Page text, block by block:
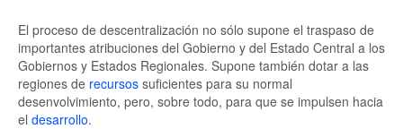
El proceso de descentralización no sólo supone el traspaso de
importantes atribuciones del Gobierno y del Estado Central a los
Gobiernos y Estados Regionales. Supone también dotar a las
regiones de recursos suficientes para su normal
desenvolvimiento, pero, sobre todo, para que se impulsen hacia
el desarrollo.